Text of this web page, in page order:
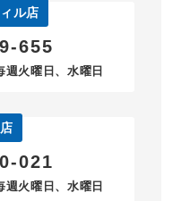
ル店
655
火曜日、水曜日
021
火曜日、水曜日